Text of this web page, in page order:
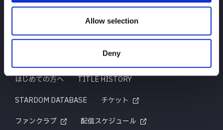
Allow selection
Deny
はじめての方へ
TITLE HISTORY
STARDOM DATABASE
チケット
ファンクラブ
配信スケジュール